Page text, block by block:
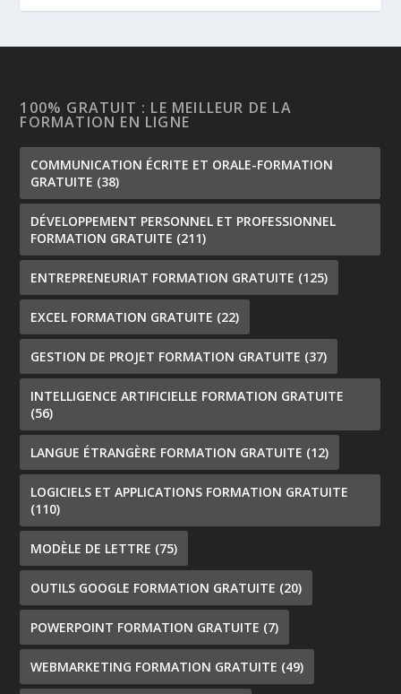
100% GRATUIT : LE MEILLEUR DE LA
FORMATION EN LIGNE
COMMUNICATION ÉCRITE ET ORALE-FORMATION
GRATUITE (38)
DÉVELOPPEMENT PERSONNEL ET PROFESSIONNEL
FORMATION GRATUITE (211)
ENTREPRENEURIAT FORMATION GRATUITE (125)
EXCEL FORMATION GRATUITE (22)
GESTION DE PROJET FORMATION GRATUITE (37)
INTELLIGENCE ARTIFICIELLE FORMATION GRATUITE
(56)
LANGUE ÉTRANGÈRE FORMATION GRATUITE (12)
LOGICIELS ET APPLICATIONS FORMATION GRATUITE
(110)
MODÈLE DE LETTRE (75)
OUTILS GOOGLE FORMATION GRATUITE (20)
POWERPOINT FORMATION GRATUITE (7)
WEBMARKETING FORMATION GRATUITE (49)